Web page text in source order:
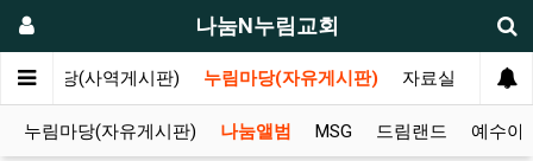
나눔N누림교회
나눔마당(사역게시판) 누림마당(자유게시판) 자료실
누림마당(자유게시판) 나눔앨범 MSG 드림랜드 예수아